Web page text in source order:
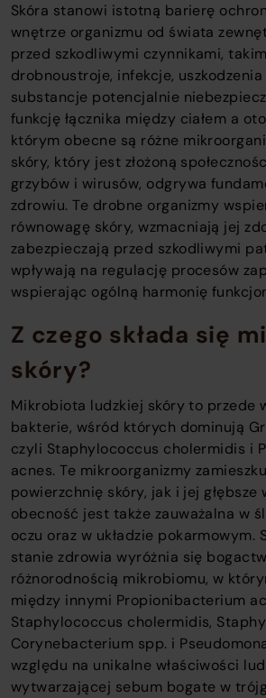
Skóra stanowi istotną barierę
wnętrze organizmu od świata
przed szkodliwymi czynnikami,
drobnoustroje, infekcje,
substancje potencjalnie
funkcję łącznika między ciałem a
którym obecne są różne
skóry, który jest złożoną
grzybów i wirusów, odgrywa
zdrowiu. Te drobne organizmy
równowagę skóry, wzmacniają jej
zabezpieczają przed szkodliwymi
wpływają na regulację procesów
wspierając ogólną harmonię
Z czego składa się
skóry?
Mikrobiota ludzkiej skóry to przede
bakterie, wśród których dominują
czyli Staphylococcus cholermidis i
acnes. Te mikroorganizmy
powierzchnię skóry, jak i jej głębsze
obecność jest także zauważalna w
oczu oraz w układzie pokarmowym.
stanie zdrowia wyróżnia się
różnorodnością mikrobiomu, w
między innymi Propionibacterium
Staphylococcus cholermidis,
Corynebacterium spp. i
względu na unikalne właściwości
wytwarzającej sebum bogate w